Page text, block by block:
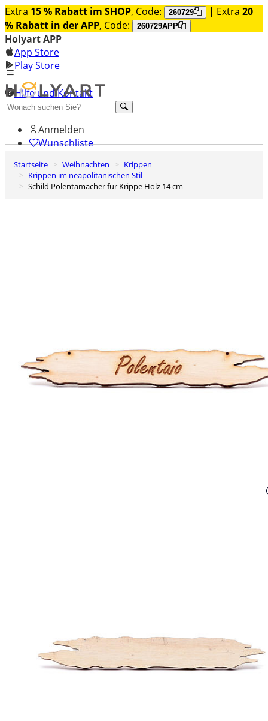
Extra 15 % Rabatt im SHOP, Code: 260729 | Extra 20
% Rabatt in der APP, Code: 260729APP
Holyart APP
App Store
Play Store
Hilfe und Kontakt
Entdecken Sie Premium
Anmelden
Wunschliste
0
Warenkorb
Startseite Weihnachten
Krippen
Krippen im neapolitanischen Stil
Schild Polentamacher für Krippe Holz 14 cm